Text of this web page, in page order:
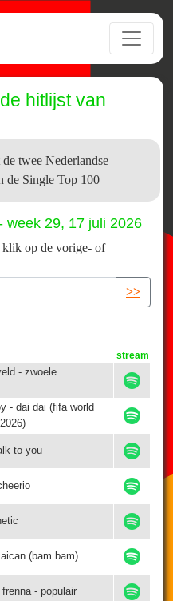
hitlijst van
twee Nederlandse
de Single Top 100
week 29, 17 juli 2026
klik op de vorige- of
>>
stream
- zwoele
- dai dai (fifa world
to you
(bam bam)
- populair